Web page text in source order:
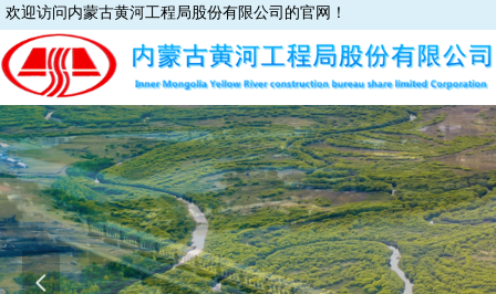
欢迎访问内蒙古黄河工程局股份有限公司的官网！
넳